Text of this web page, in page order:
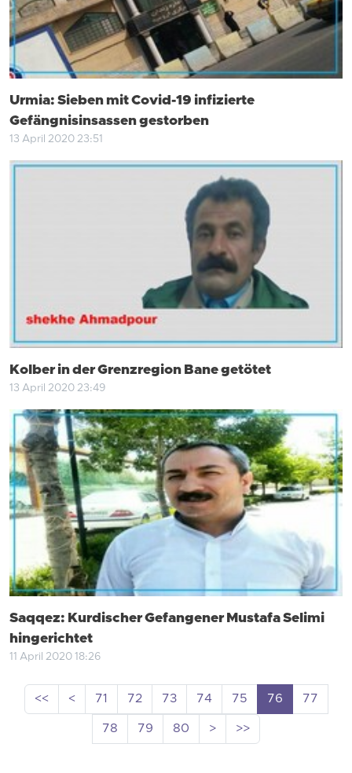
Urmia: Sieben mit Covid-19 infizierte
Gefängnisinsassen gestorben
13 April 2020 23:51
Kolber in der Grenzregion Bane getötet
13 April 2020 23:49
Saqqez: Kurdischer Gefangener Mustafa Selimi
hingerichtet
11 April 2020 18:26
<< < 71 72 73 74 75 76
77
78
79 80 > >>